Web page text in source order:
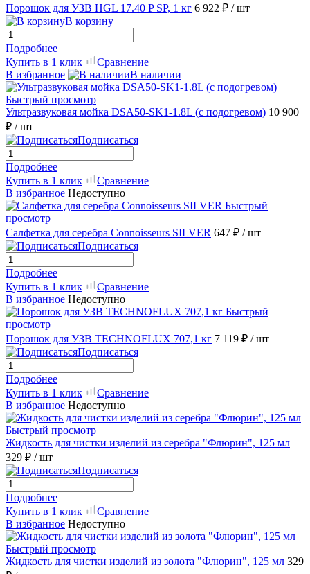
Порошок для УЗВ HGL 17.40 P SP, 1 кг 6 922 ₽ / шт
В корзину
Подробнее
Купить в 1 клик
Сравнение
В избранное
В наличии
Быстрый просмотр
Ультразвуковая мойка DSA50-SK1-1.8L (с подогревом) 10 900
₽ / шт
Подписаться
Подробнее
Купить в 1 клик
Сравнение
В избранное Недоступно
Быстрый
просмотр
Салфетка для серебра Connoisseurs SILVER 647 ₽ / шт
Подписаться
Подробнее
Купить в 1 клик
Сравнение
В избранное Недоступно
Быстрый
просмотр
Порошок для УЗВ TECHNOFLUX 707,1 кг 7 119 ₽ / шт
Подписаться
Подробнее
Купить в 1 клик
Сравнение
В избранное Недоступно
Быстрый просмотр
Жидкость для чистки изделий из серебра "Флюрин", 125 мл
329 ₽ / шт
Подписаться
Подробнее
Купить в 1 клик
Сравнение
В избранное Недоступно
Быстрый просмотр
Жидкость для чистки изделий из золота "Флюрин", 125 мл 329